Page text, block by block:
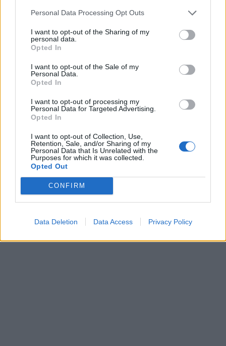
Personal Data Processing Opt Outs
I want to opt-out of the Sharing of my
personal data.
Opted In
I want to opt-out of the Sale of my
Personal Data.
Opted In
I want to opt-out of processing my
Personal Data for Targeted Advertising.
Opted In
I want to opt-out of Collection, Use,
Retention, Sale, and/or Sharing of my
Personal Data that Is Unrelated with the
Purposes for which it was collected.
Opted Out
CONFIRM
Data Deletion Data Access Privacy Policy
αρμόδιους κατά τόπο Εισαγγελείς.